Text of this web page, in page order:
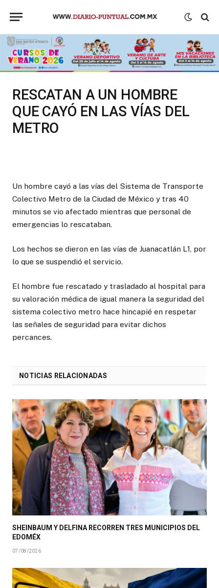
RESCATAN A UN HOMBRE
QUE CAYÓ EN LAS VÍAS DEL
METRO
Un hombre cayó a las vías del Sistema de Transporte
Colectivo Metro de la Ciudad de México y tras 40
minutos se vio afectado mientras que personal de
emergencias lo rescataban.
Los hechos se dieron en las vías de Juanacatlán L1, por
lo que se suspendió el servicio.
El hombre fue rescatado y trasladado al hospital para
su valoración médica de igual manera la seguridad del
sistema colectivo metro hace hincapié en respetar
las señales de seguridad para evitar dichos
percances.
NOTICIAS RELACIONADAS
SHEINBAUM Y DELFINA RECORREN TRES MUNICIPIOS DEL
EDOMÉX
07/08/2026